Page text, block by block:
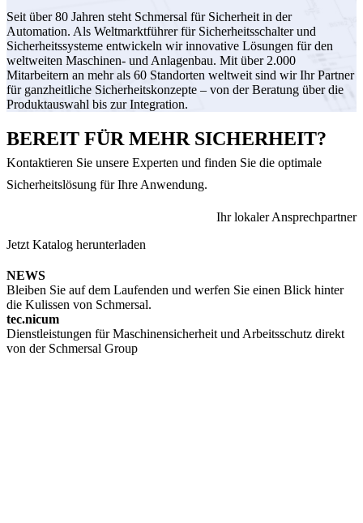
Seit über 80 Jahren steht Schmersal für Sicherheit in der
Automation. Als Weltmarktführer für Sicherheitsschalter und
Sicherheitssysteme entwickeln wir innovative Lösungen für den
weltweiten Maschinen- und Anlagenbau. Mit über 2.000
Mitarbeitern an mehr als 60 Standorten weltweit sind wir Ihr Partner
für ganzheitliche Sicherheitskonzepte – von der Beratung über die
Produktauswahl bis zur Integration.
BEREIT FÜR MEHR SICHERHEIT?
Kontaktieren Sie unsere Experten und finden Sie die optimale
Sicherheitslösung für Ihre Anwendung.
Ihr lokaler Ansprechpartner
Jetzt Katalog herunterladen
NEWS
Bleiben Sie auf dem Laufenden und werfen Sie einen Blick hinter
die Kulissen von Schmersal.
tec.nicum
Dienstleistungen für Maschinensicherheit und Arbeitsschutz direkt
von der Schmersal Group